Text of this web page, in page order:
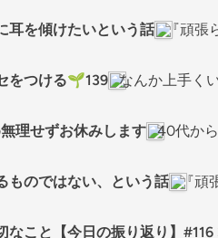
耳を傾けたいという話 『頑張
をつける🌱139 なんか上手く
理せずお休みします 40代か
ものではない、という話 『頑
なこと【今日の振り返り】